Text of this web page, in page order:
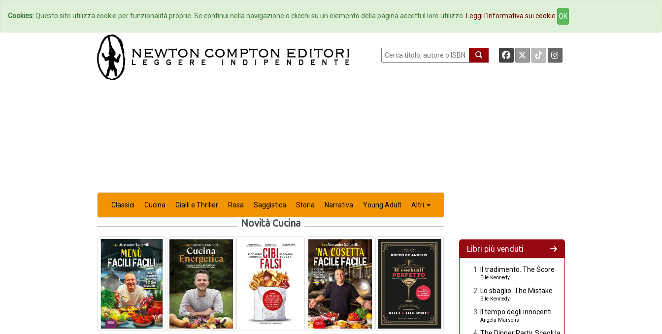
Home Autori Eventi Collane Newsletter Ebookstore Contatti
Classici Cucina Gialli e Thriller Rosa Saggistica Storia Narrativa Young Adult Altri
Novità Cucina
Libri più venduti
Il tradimento. The Score
Elle Kennedy
Lo sbaglio. The Mistake
Elle Kennedy
Il tempo degli innocenti
Angela Marsons
Cookies:Questo sito utilizza cookie per funzionalità proprie. Se continui nella navigazione o clicchi su un elemento della pagina accetti il loro utilizzo. Leggi l'informativa sui cookie OK